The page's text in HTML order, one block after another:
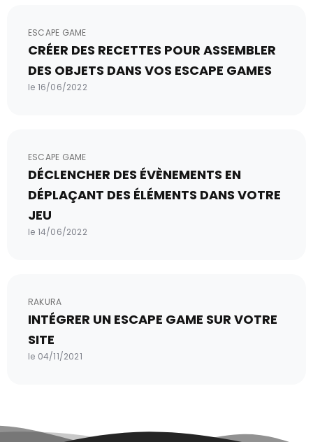
ESCAPE GAME
CRÉER DES RECETTES POUR ASSEMBLER
DES OBJETS DANS VOS ESCAPE GAMES
le 16/06/2022
ESCAPE GAME
DÉCLENCHER DES ÉVÈNEMENTS EN
DÉPLAÇANT DES ÉLÉMENTS DANS VOTRE
JEU
le 14/06/2022
RAKURA
INTÉGRER UN ESCAPE GAME SUR VOTRE
SITE
le 04/11/2021